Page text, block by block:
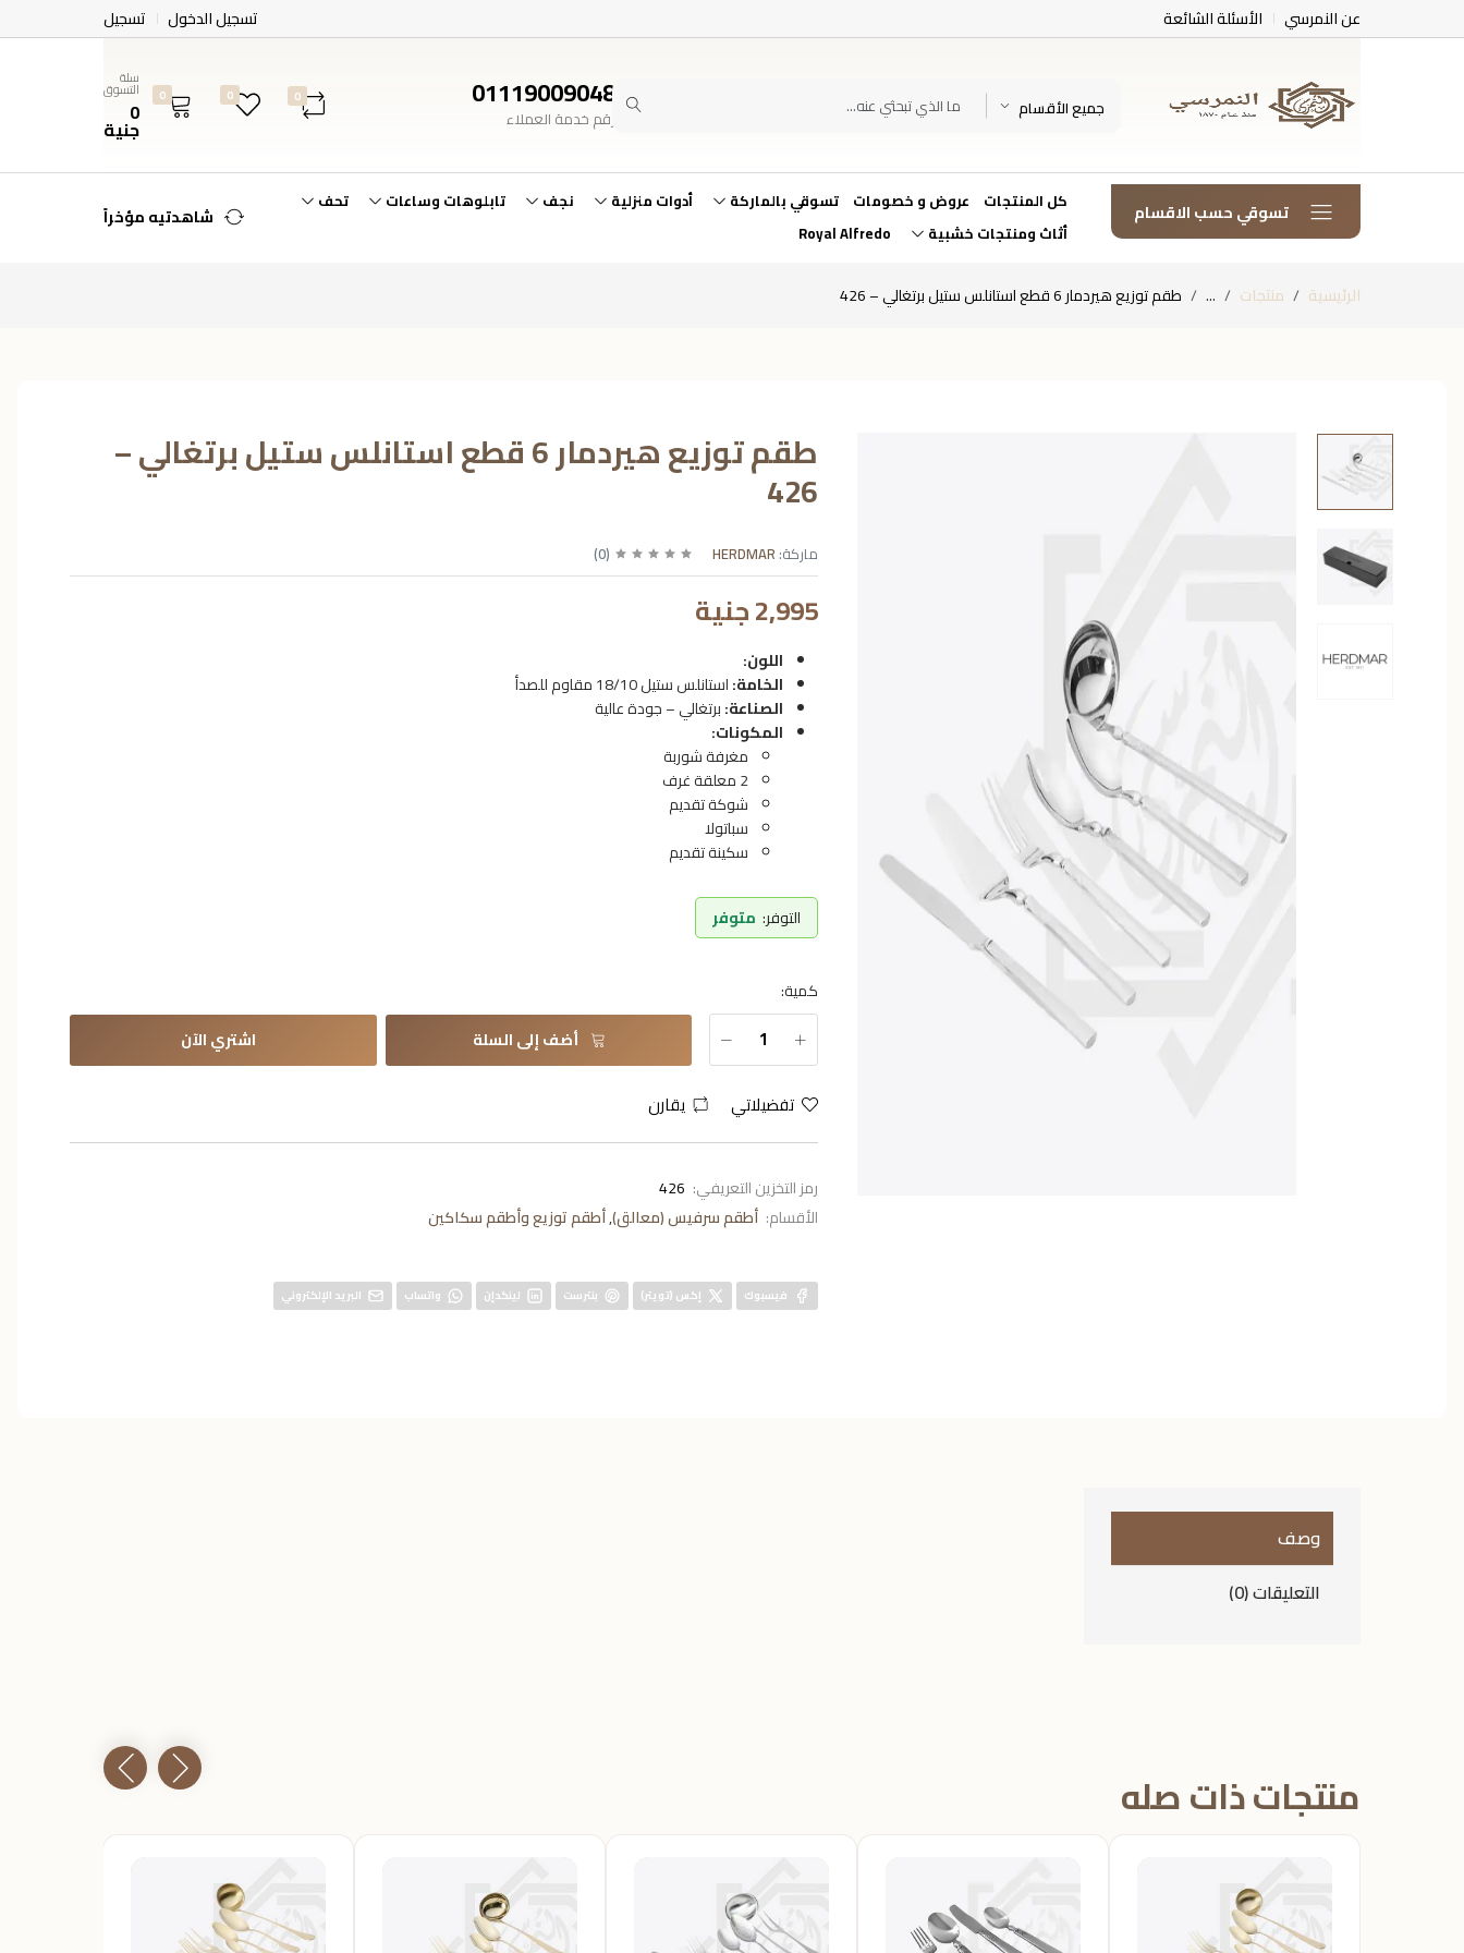
عن النمرسي الأسئلة الشائعة تسجيل الدخول تسجيل
جميع الأقسام 01119009048
رقم خدمة العملاء
0
0
0
سلة
التسوق
0
جنية
تسوقي حسب الاقسام كل المنتجات عروض و خصومات تسوقي بالماركة أدوات منزلية نجف تابلوهات وساعات
تحف
أثاث ومنتجات خشبية
Royal Alfredo
شاهدتيه مؤخراً
الرئيسية منتجات ... طقم توزيع هيردمار 6 قطع استانلس ستيل برتغالي – 426
طقم توزيع هيردمار 6 قطع استانلس ستيل برتغالي –
426
ماركة: HERDMAR
(
0
)
2,995 جنية
اللون:
الخامة:استانلس ستيل 18/10 مقاوم للصدأ
الصناعة:برتغالي – جودة عالية
المكونات:
مغرفة شوربة
2 معلقة غرف
شوكة تقديم
سباتولا
سكينة تقديم
التوفر: متوفر
كمية:
أضف إلى السلة
اشتري الآن
تفضيلاتي يقارن
رمز التخزين التعريفي: 426
الأقسام: أطقم سرفيس (معالق),أطقم توزيع وأطقم سكاكين
فيسبوك إكس (تويتر) بنترست لينكدإن واتساب البريد الإلكتروني
وصف
التعليقات (0)
منتجات ذات صله